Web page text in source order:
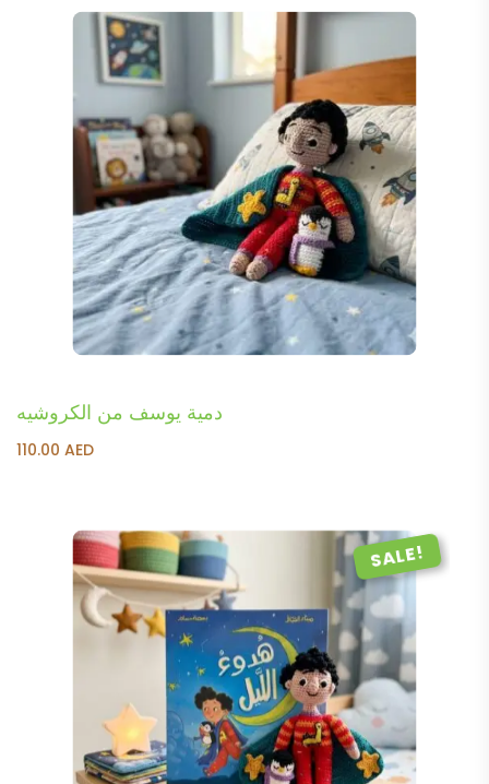
دمية يوسف من الكروشيه
110.00 AED
SALE!